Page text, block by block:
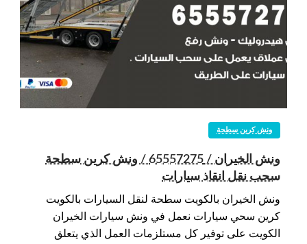
ونش كرين سطحة
ونش الخيران / 65557275 / ونش كرين سطحة
سحب نقل انقاذ سيارات
ونش الخيران بالكويت سطحة لنقل السيارات بالكويت
كرين سحي سيارات نعمل في ونش سيارات الخيران
الكويت على توفير كل مستلزمات العمل الذي يتعلق